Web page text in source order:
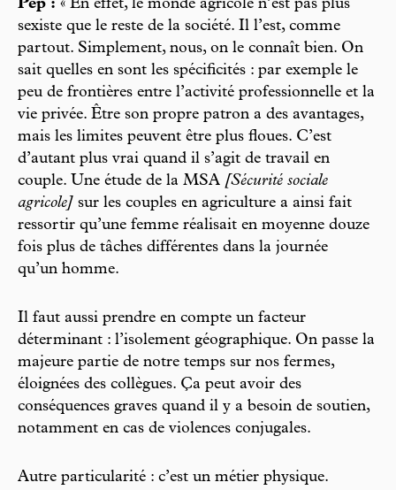
Pep : « En effet, le monde agricole n’est pas plus
sexiste que le reste de la société. Il l’est, comme
partout. Simplement, nous, on le connaît bien. On
sait quelles en sont les spécificités : par exemple le
peu de frontières entre l’activité professionnelle et la
vie privée. Être son propre patron a des avantages,
mais les limites peuvent être plus floues. C’est
d’autant plus vrai quand il s’agit de travail en
couple. Une étude de la MSA [Sécurité sociale
agricole] sur les couples en agriculture a ainsi fait
ressortir qu’une femme réalisait en moyenne douze
fois plus de tâches différentes dans la journée
qu’un homme.
Il faut aussi prendre en compte un facteur
déterminant : l’isolement géographique. On passe la
majeure partie de notre temps sur nos fermes,
éloignées des collègues. Ça peut avoir des
conséquences graves quand il y a besoin de soutien,
notamment en cas de violences conjugales.
Autre particularité : c’est un métier physique.